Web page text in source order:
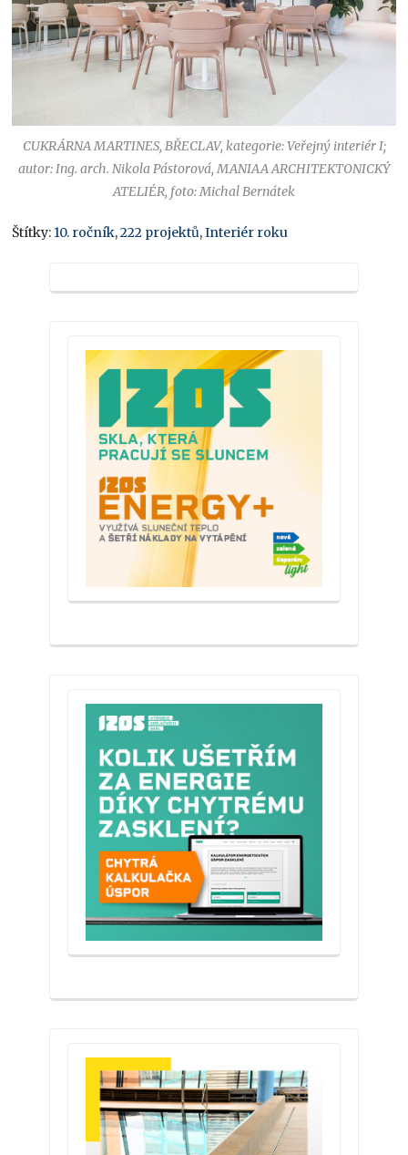
CUKRÁRNA MARTINES, BŘECLAV, kategorie: Veřejný interiér I;
autor: Ing. arch. Nikola Pástorová, MANIAA ARCHITEKTONICKÝ
ATELIÉR, foto: Michal Bernátek
Štítky: 10. ročník,222 projektů,Interiér roku